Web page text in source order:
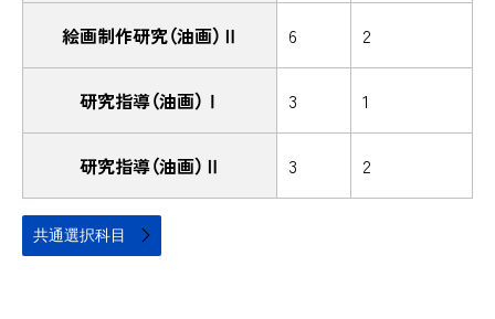
絵画制作研究（油画）Ⅱ 6 2
研究指導（油画）Ⅰ 3 1
研究指導（油画）Ⅱ 3 2
共通選択科目